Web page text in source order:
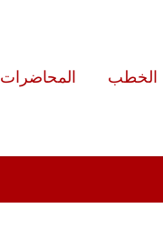
الخطب المحاضرات